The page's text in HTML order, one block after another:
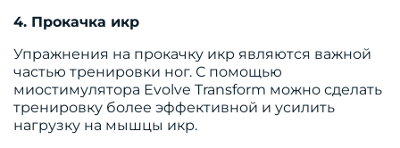
4. Прокачка икр
Упражнения на прокачку икр являются важной
частью тренировки ног. С помощью
миостимулятора Evolve Transform можно сделать
тренировку более эффективной и усилить
нагрузку на мышцы икр.